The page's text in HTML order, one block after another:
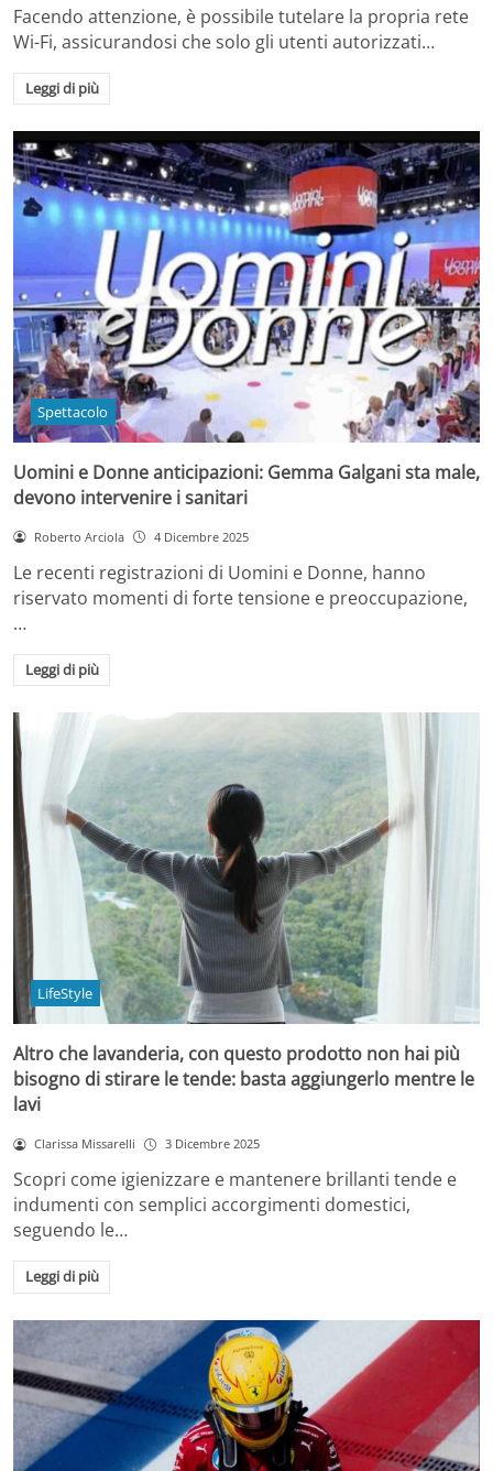
Facendo attenzione, è possibile tutelare la propria rete
Wi-Fi, assicurandosi che solo gli utenti autorizzati…
Leggi di più
Spettacolo
Uomini e Donne anticipazioni: Gemma Galgani sta male,
devono intervenire i sanitari
Roberto Arciola 4 Dicembre 2025
Le recenti registrazioni di Uomini e Donne, hanno
riservato momenti di forte tensione e preoccupazione,
…
Leggi di più
LifeStyle
Altro che lavanderia, con questo prodotto non hai più
bisogno di stirare le tende: basta aggiungerlo mentre le
lavi
Clarissa Missarelli 3 Dicembre 2025
Scopri come igienizzare e mantenere brillanti tende e
indumenti con semplici accorgimenti domestici,
seguendo le…
Leggi di più